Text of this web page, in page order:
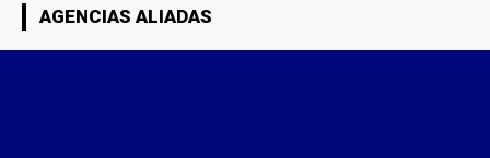
AGENCIAS ALIADAS